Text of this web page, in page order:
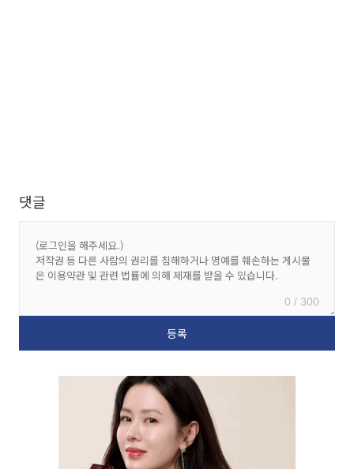
댓글
0 / 300